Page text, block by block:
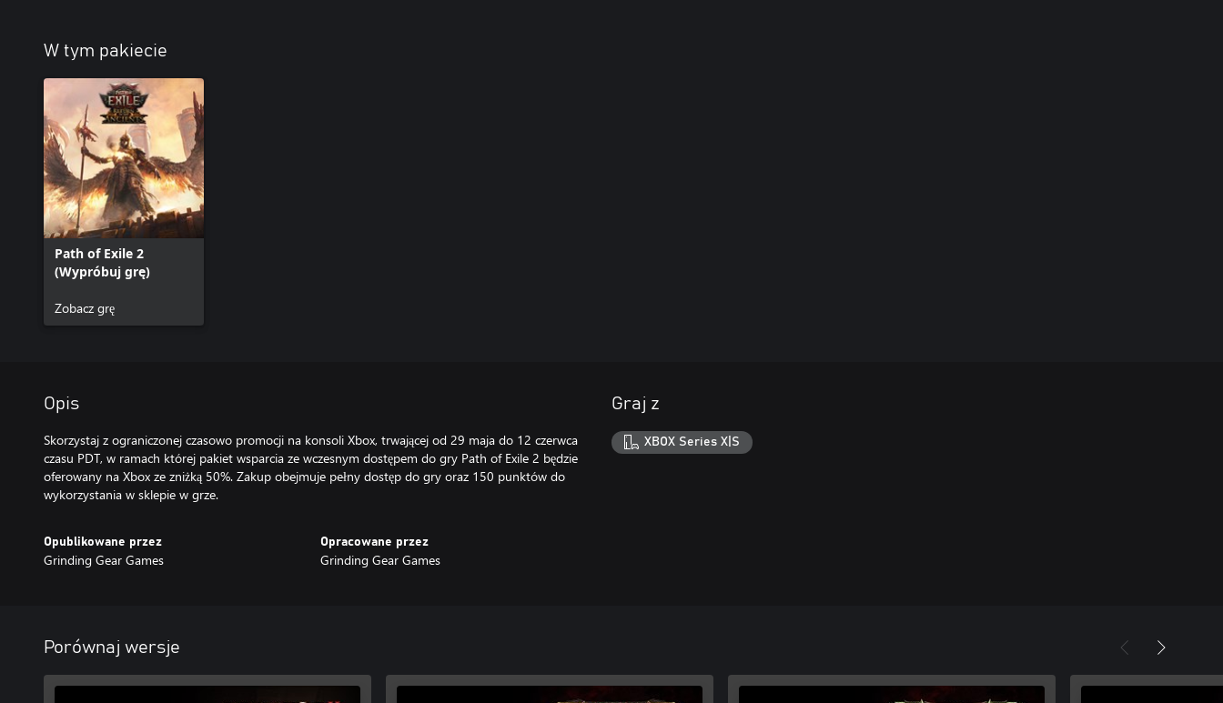
W tym pakiecie
Path of Exile 2
(Wypróbuj grę)
Zobacz grę
Opis
Skorzystaj z ograniczonej czasowo promocji na konsoli Xbox, trwającej od 29 maja do 12 czerwca
czasu PDT, w ramach której pakiet wsparcia ze wczesnym dostępem do gry Path of Exile 2 będzie
oferowany na Xbox ze zniżką 50%. Zakup obejmuje pełny dostęp do gry oraz 150 punktów do
wykorzystania w sklepie w grze.
Opublikowane przez
Grinding Gear Games
Opracowane przez
Grinding Gear Games
Graj z
XBOX Series X|S
Porównaj wersje